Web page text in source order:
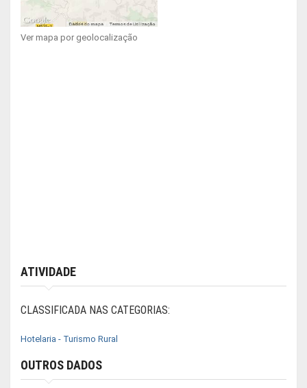
Ver mapa por geolocalização
ATIVIDADE
CLASSIFICADA NAS CATEGORIAS:
Hotelaria - Turismo Rural
OUTROS DADOS